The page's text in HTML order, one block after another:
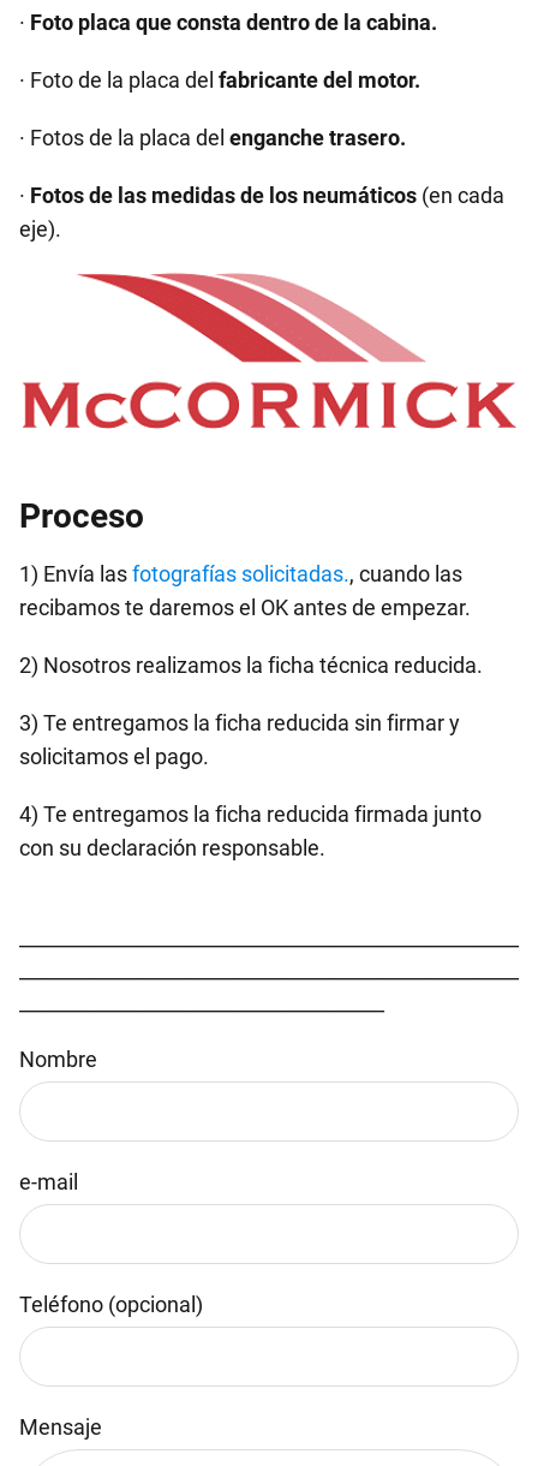
· Foto placa que consta dentro de la cabina.
· Foto de la placa del fabricante del motor.
· Fotos de la placa del enganche trasero.
· Fotos de las medidas de los neumáticos (en cada
eje).
Proceso
1) Envía lasfotografías solicitadas., cuando las
recibamos te daremos el OK antes de empezar.
2) Nosotros realizamos la ficha técnica reducida.
3) Te entregamos la ficha reducida sin firmar y
solicitamos el pago.
4) Te entregamos la ficha reducida firmada junto
con su declaración responsable.
Nombre
e-mail
Teléfono (opcional)
Por favor, deja este campo vacío.
Mensaje